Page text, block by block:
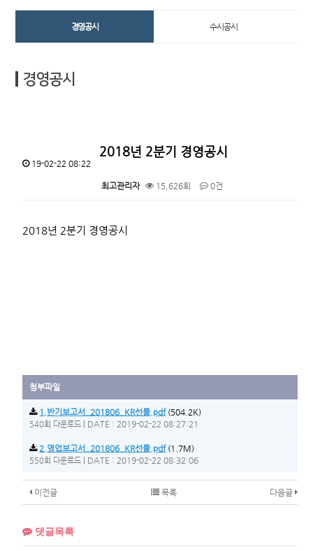
경영공시 수시공시
경영공시
2018년 2분기 경영공시
19-02-22 08:22
최고관리자 15,626회 0건
2018년 2분기 경영공시
첨부파일
1.반기보고서_201806_KR선물.pdf(504.2K)
540회 다운로드 DATE : 2019-02-22 08:27:21
2.영업보고서_201806_KR선물.pdf(1.7M)
550회 다운로드 DATE : 2019-02-22 08:32:06
이전글 다음글
목록
댓글목록